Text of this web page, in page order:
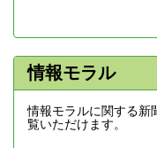
情報モラル
情報モラルに関する新
覧いただけます。